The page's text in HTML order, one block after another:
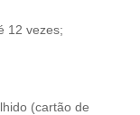
12 vezes;
(cartão de